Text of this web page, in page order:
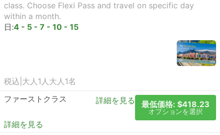
class. Choose Flexi Pass and travel on specific day
within a month.
日:4 - 5 - 7 - 10 - 15
税込 大人1人 大人1名
ファーストクラス
詳細を見る 最低価格: $418.23
オプションを選択
詳細を見る